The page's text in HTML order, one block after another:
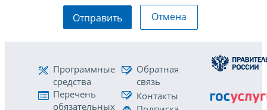
Отправить Отмена
Программные
средства
Перечень
обязательных
Обратная
связь
Контакты